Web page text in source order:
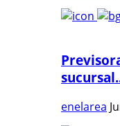
enelarea